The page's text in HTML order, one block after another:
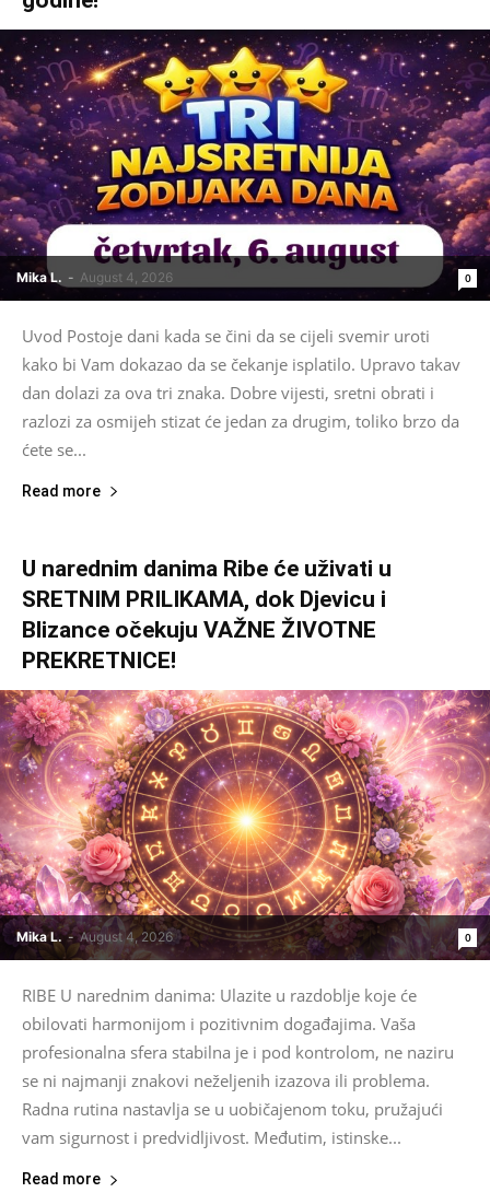
Mika L. - August 4, 2026 0
Uvod Postoje dani kada se čini da se cijeli svemir uroti
kako bi Vam dokazao da se čekanje isplatilo. Upravo takav
dan dolazi za ova tri znaka. Dobre vijesti, sretni obrati i
razlozi za osmijeh stizat će jedan za drugim, toliko brzo da
ćete se...
Read more
U narednim danima Ribe će uživati u
SRETNIM PRILIKAMA, dok Djevicu i
Blizance očekuju VAŽNE ŽIVOTNE
PREKRETNICE!
Mika L. - August 4, 2026 0
RIBE U narednim danima: Ulazite u razdoblje koje će
obilovati harmonijom i pozitivnim događajima. Vaša
profesionalna sfera stabilna je i pod kontrolom, ne naziru
se ni najmanji znakovi neželjenih izazova ili problema.
Radna rutina nastavlja se u uobičajenom toku, pružajući
vam sigurnost i predvidljivost. Međutim, istinske...
Read more